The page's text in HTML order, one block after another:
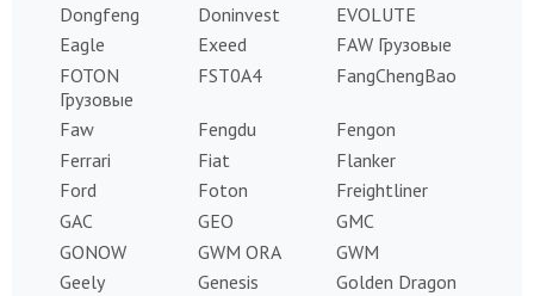
Dongfeng
Doninvest
EVOLUTE
Eagle
Exeed
FAW Грузовые
FOTON
Грузовые
FST0A4 FangChengBao
Faw Fengdu
Fengon
Ferrari
Fiat
Flanker
Ford
Foton
Freightliner
GAC
GEO
GMC
GONOW
GWM ORA
GWM
Geely
Genesis
Golden Dragon